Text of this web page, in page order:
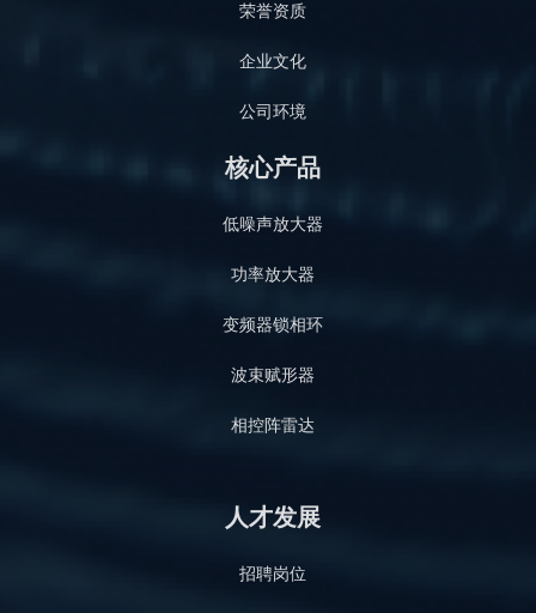
荣誉资质
企业文化
公司环境
核心产品
低噪声放大器
功率放大器
变频器锁相环
波束赋形器
相控阵雷达
人才发展
招聘岗位